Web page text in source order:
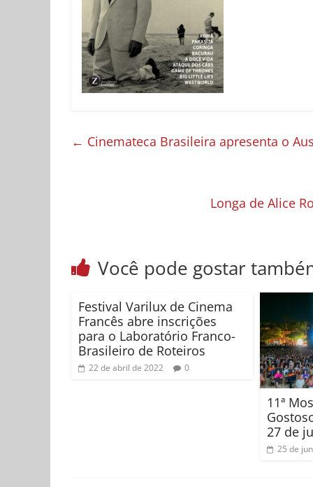
← Cinemateca Brasileira apresenta o
Longa de Alice
Você pode gostar
Festival Varilux de Cinema
Francês abre inscrições
para o Laboratório Franco-
Brasileiro de Roteiros
22 de abril de 2022 0
11ª
27 de
25 de